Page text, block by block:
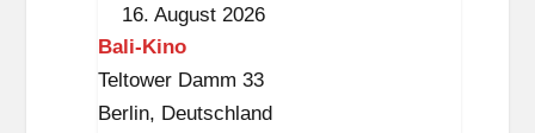
T
h
i
n
16. August 2026
Bali-Kino
Teltower Damm 33
Berlin, Deutschland